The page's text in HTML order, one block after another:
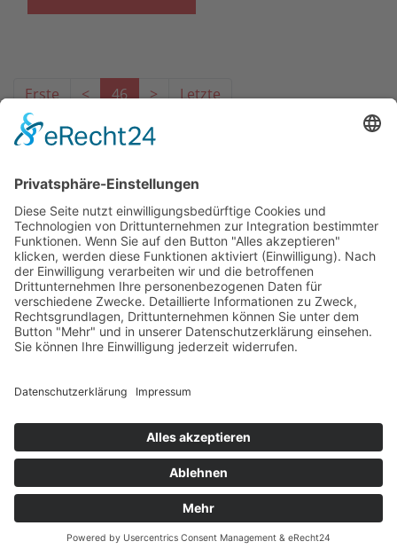
Erste < 46 > Letzte
Das Projekt zur Implementierung der Einheitlichen
Ansprechstellen für Arbeitgeber gemäß § 185a SGB IX in
Hessen wird gefördert aus Mitteln des LWV Hessen
Integrationsamtes. Das Projekt wird unter Einbindung
des Hessischen Ministeriums für Arbeit, Integration,
Jugend und Soziales von der Forschungsstelle des
Bildungswerks der Hessischen Wirtschaft e. V.
durchgeführt.
DATENSCHUTZ